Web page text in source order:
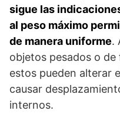
sigue las
al peso máximo
de manera uniforme.
objetos pesados o
estos pueden alterar
causar
internos.